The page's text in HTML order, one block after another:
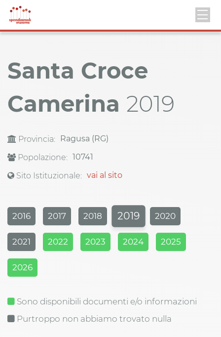
Santa Croce
Camerina 2019
Provincia:
Ragusa (RG)
Popolazione: 10741
Sito Istituzionale: vai al sito
2016 2017 2018 2019 2020
2021 2022 2023 2024 2025
2026
Sono disponibili documenti e/o informazioni
Purtroppo non abbiamo trovato nulla